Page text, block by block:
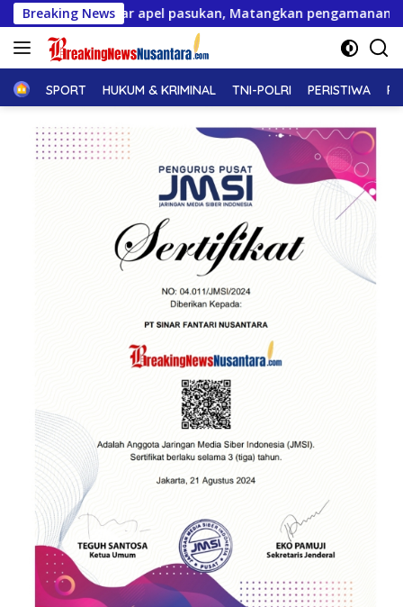
Langsung
ke
konten
Breaking Newsapel pasukan, Matangkan pengamanan Festival
HomeSPORT HUKUM & KRIMINAL TNI-POLRI PERISTIWA